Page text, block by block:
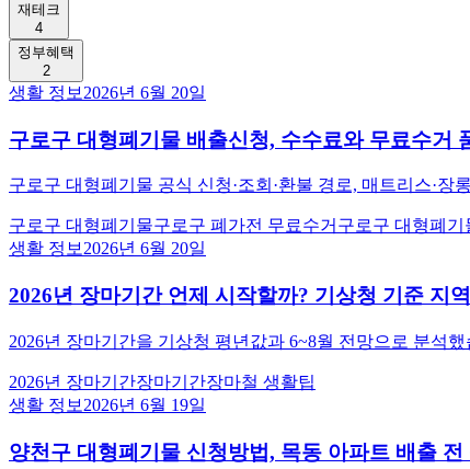
재테크
4
정부혜택
2
생활 정보 2026년 6월 20일
구로구 대형폐기물 배출신청, 수수료와 무료수거
구로구 대형폐기물 공식 신청·조회·환불 경로, 매트리스·
구로구 대형폐기물구로구 폐가전 무료수거 구로구 대형폐기
생활 정보2026년 6월 20일
2026년 장마기간 언제 시작할까? 기상청 기준 지
2026년 장마기간을 기상청 평년값과 6~8월 전망으로 분석
2026년 장마기간장마기간장마철 생활팁
생활 정보 2026년 6월 19일
양천구 대형폐기물 신청방법, 목동 아파트 배출 전